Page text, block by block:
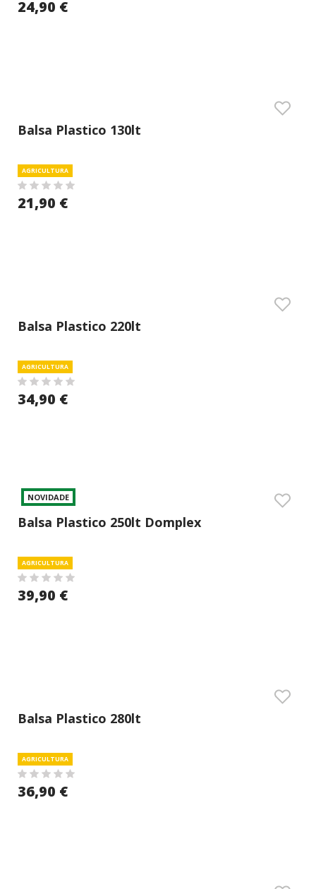
24,90 €
Balsa Plastico 130lt
AGRICULTURA
21,90 €
Balsa Plastico 220lt
AGRICULTURA
34,90 €
NOVIDADE
Balsa Plastico 250lt Domplex
AGRICULTURA
39,90 €
Balsa Plastico 280lt
AGRICULTURA
36,90 €